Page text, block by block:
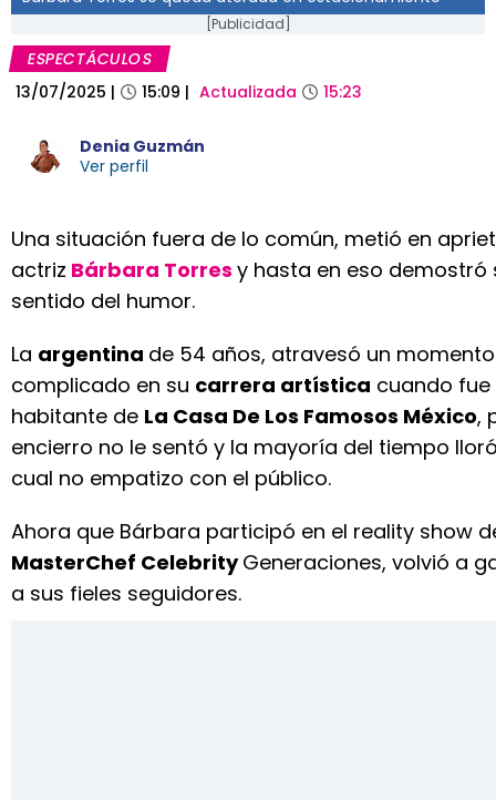
[Publicidad]
ESPECTÁCULOS
13/07/2025 | 15:09 | Actualizada 15:23
Denia Guzmán
Ver perfil
Una situación fuera de lo común, metió en
actriz Bárbara Torres y hasta en eso demostró
sentido del humor.
La argentina de 54 años, atravesó un momento
complicado en su carrera artística cuando fue
habitante de La Casa De Los Famosos México,
encierro no le sentó y la mayoría del tiempo
cual no empatizo con el público.
Ahora que Bárbara participó en el reality show
MasterChef CelebrityGeneraciones, volvió a
a sus fieles seguidores.